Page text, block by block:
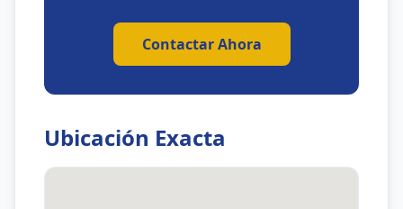
Contactar Ahora
Ubicación Exacta